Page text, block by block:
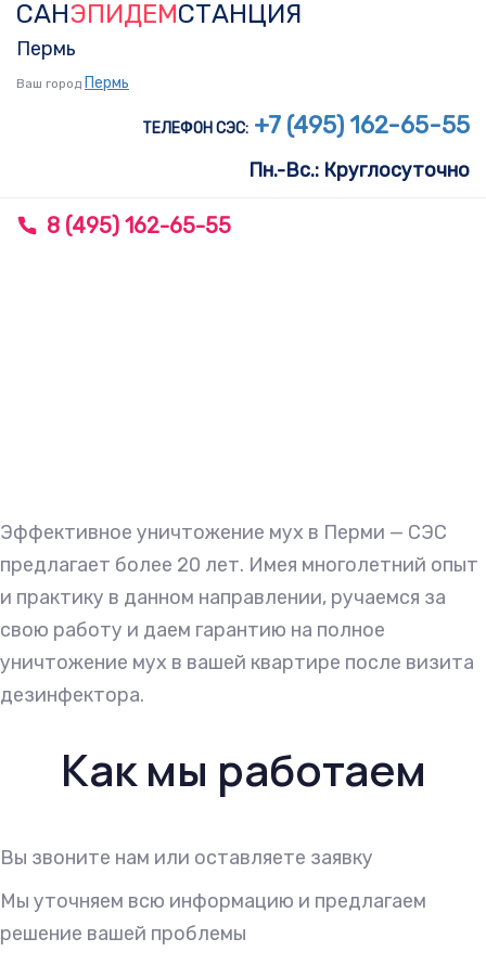
Skip
links
Skip
to
primary
content
САНЭПИДЕМСТАНЦИЯ
Пермь
Ваш город Пермь
ТЕЛЕФОН СЭС: +7 (495) 162-65-55
Пн.-Вс.: Круглосуточно
8 (495) 162-65-55
Эффективное уничтожение мух в Перми — СЭС
предлагает более 20 лет. Имея многолетний опыт
и практику в данном направлении, ручаемся за
свою работу и даем гарантию на полное
уничтожение мух в вашей квартире после визита
дезинфектора.
Как мы работаем
Вы звоните нам или оставляете заявку
Мы уточняем всю информацию и предлагаем
решение вашей проблемы